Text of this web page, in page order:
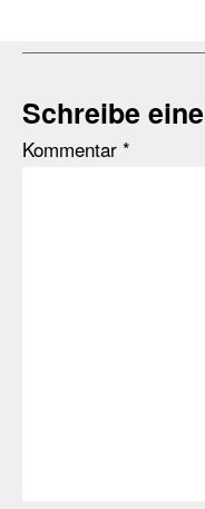
Schreibe
Kommentar *